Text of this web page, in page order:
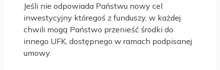
Jeśli nie odpowiada Państwu nowy cel
inwestycyjny któregoś z funduszy, w każdej
chwili mogą Państwo przenieść środki do
innego UFK, dostępnego w ramach podpisanej
umowy.